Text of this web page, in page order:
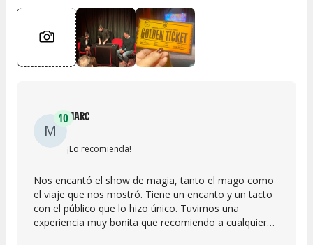
M
10MARC
¡Lo recomienda!
Nos encantó el show de magia, tanto el mago como
el viaje que nos mostró. Tiene un encanto y un tacto
con el público que lo hizo único. Tuvimos una
experiencia muy bonita que recomiendo a cualquier